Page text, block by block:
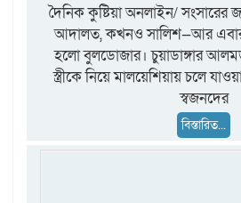
দৈনিক কুষ্টিয়া অনলাইন/
আদালত, কখনও সালিশ—আর
হলো বুলডোজার। চুয়াডাঙ্গার
স্ত্রীকে নিয়ে মালয়েশিয়ায় চলে
স্বজনদের
বিস্তারিত...